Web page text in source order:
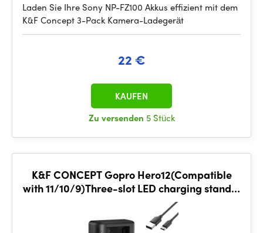
Laden Sie Ihre Sony NP-FZ100 Akkus effizient mit dem
K&F Concept 3-Pack Kamera-Ladegerät
22 €
Zu versenden 5 Stück
KAUFEN
K&F CONCEPT Gopro Hero12(Compatible
with 11/10/9)Three-slot LED charging stand*1